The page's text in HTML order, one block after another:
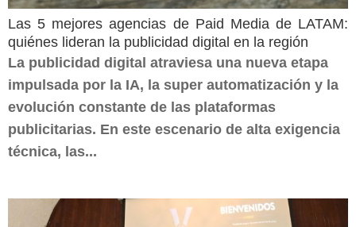
Las 5 mejores agencias de Paid Media de LATAM:
quiénes lideran la publicidad digital en la región
La publicidad digital atraviesa una nueva etapa
impulsada por la IA, la super automatización y la
evolución constante de las plataformas
publicitarias. En este escenario de alta exigencia
técnica, las...